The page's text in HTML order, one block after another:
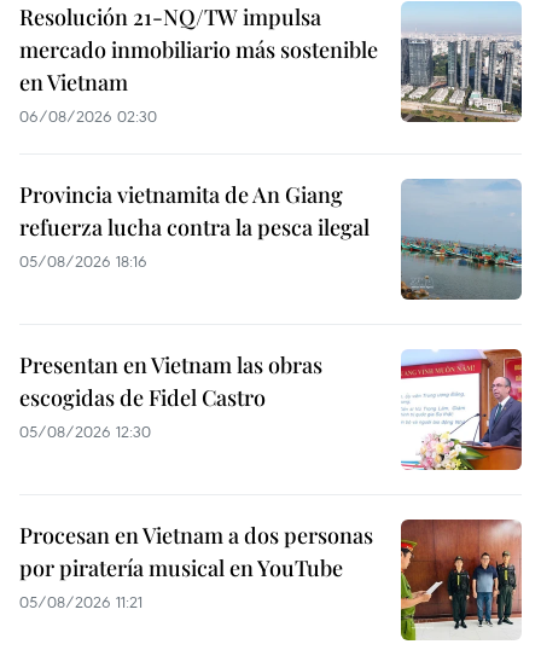
Resolución 21-NQ/TW impulsa
mercado inmobiliario más sostenible
en Vietnam
06/08/2026 02:30
Provincia vietnamita de An Giang
refuerza lucha contra la pesca ilegal
05/08/2026 18:16
Presentan en Vietnam las obras
escogidas de Fidel Castro
05/08/2026 12:30
Procesan en Vietnam a dos personas
por piratería musical en YouTube
05/08/2026 11:21